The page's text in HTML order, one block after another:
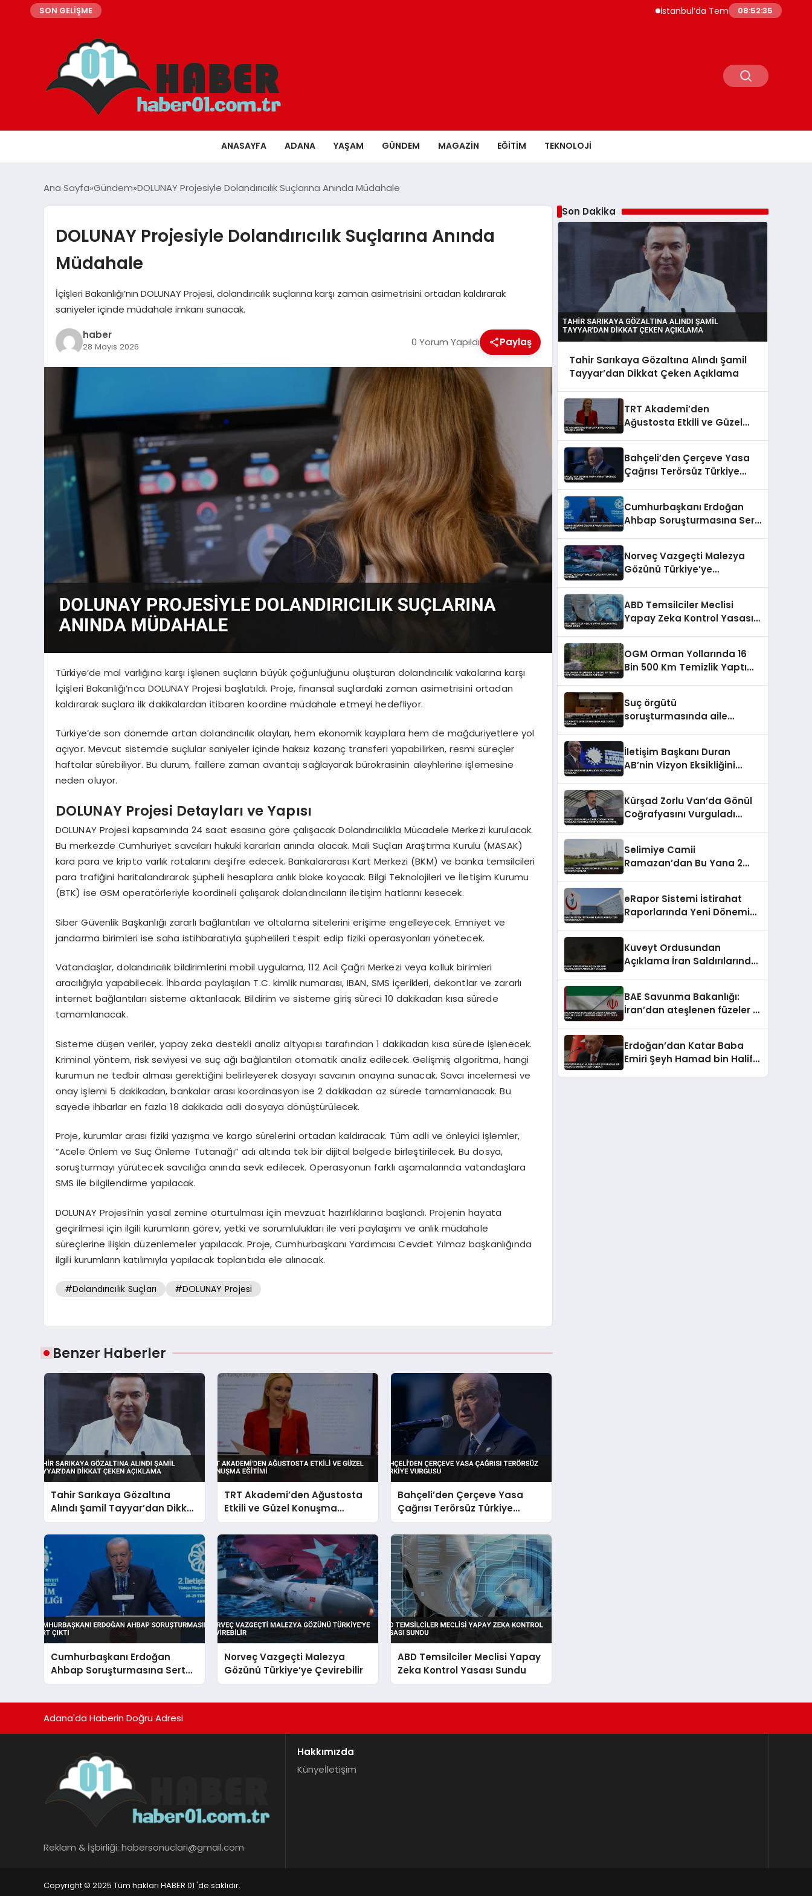
SON GELİŞME İstanbul’da Temmuz Ayı Fiyat Hareketliliği
08:52:36
ANASAYFA ADANA YAŞAM GÜNDEM MAGAZIN EĞITIM TEKNOLOJI
Ana Sayfa Gündem DOLUNAY Projesiyle Dolandırıcılık Suçlarına Anında Müdahale
DOLUNAY Projesiyle Dolandırıcılık Suçlarına Anında
Müdahale
İçişleri Bakanlığı’nın DOLUNAY Projesi, dolandırıcılık suçlarına karşı zaman asimetrisini ortadan kaldırarak
saniyeler içinde müdahale imkanı sunacak.
haber
28 Mayıs 2026 0 Yorum Yapıldı Paylaş
Türkiye’de mal varlığına karşı işlenen suçların büyük çoğunluğunu oluşturan dolandırıcılık vakalarına karşı
İçişleri Bakanlığı’nca DOLUNAY Projesi başlatıldı. Proje, finansal suçlardaki zaman asimetrisini ortadan
kaldırarak suçlara ilk dakikalardan itibaren koordine müdahale etmeyi hedefliyor.
Türkiye’de son dönemde artan dolandırıcılık olayları, hem ekonomik kayıplara hem de mağduriyetlere yol
açıyor. Mevcut sistemde suçlular saniyeler içinde haksız kazanç transferi yapabilirken, resmi süreçler
haftalar sürebiliyor. Bu durum, faillere zaman avantajı sağlayarak bürokrasinin aleyhlerine işlemesine
neden oluyor.
DOLUNAY Projesi Detayları ve Yapısı
DOLUNAY Projesi kapsamında 24 saat esasına göre çalışacak Dolandırıcılıkla Mücadele Merkezi kurulacak.
Bu merkezde Cumhuriyet savcıları hukuki kararları anında alacak. Mali Suçları Araştırma Kurulu (MASAK)
kara para ve kripto varlık rotalarını deşifre edecek. Bankalararası Kart Merkezi (BKM) ve banka temsilcileri
para trafiğini haritalandırarak şüpheli hesaplara anlık bloke koyacak. Bilgi Teknolojileri ve İletişim Kurumu
(BTK) ise GSM operatörleriyle koordineli çalışarak dolandırıcıların iletişim hatlarını kesecek.
Siber Güvenlik Başkanlığı zararlı bağlantıları ve oltalama sitelerini erişime engelleyecek. Emniyet ve
jandarma birimleri ise saha istihbaratıyla şüphelileri tespit edip fiziki operasyonları yönetecek.
Vatandaşlar, dolandırıcılık bildirimlerini mobil uygulama, 112 Acil Çağrı Merkezi veya kolluk birimleri
aracılığıyla yapabilecek. İhbarda paylaşılan T.C. kimlik numarası, IBAN, SMS içerikleri, dekontlar ve zararlı
internet bağlantıları sisteme aktarılacak. Bildirim ve sisteme giriş süreci 10 dakikadan kısa sürede
tamamlanacak.
Sisteme düşen veriler, yapay zeka destekli analiz altyapısı tarafından 1 dakikadan kısa sürede işlenecek.
Kriminal yöntem, risk seviyesi ve suç ağı bağlantıları otomatik analiz edilecek. Gelişmiş algoritma, hangi
kurumun ne tedbir alması gerektiğini belirleyerek dosyayı savcının onayına sunacak. Savcı incelemesi ve
onay işlemi 5 dakikadan, bankalar arası koordinasyon ise 2 dakikadan az sürede tamamlanacak. Bu
sayede ihbarlar en fazla 18 dakikada adli dosyaya dönüştürülecek.
Proje, kurumlar arası fiziki yazışma ve kargo sürelerini ortadan kaldıracak. Tüm adli ve önleyici işlemler,
“Acele Önlem ve Suç Önleme Tutanağı” adı altında tek bir dijital belgede birleştirilecek. Bu dosya,
soruşturmayı yürütecek savcılığa anında sevk edilecek. Operasyonun farklı aşamalarında vatandaşlara
SMS ile bilgilendirme yapılacak.
DOLUNAY Projesi’nin yasal zemine oturtulması için mevzuat hazırlıklarına başlandı. Projenin hayata
geçirilmesi için ilgili kurumların görev, yetki ve sorumlulukları ile veri paylaşımı ve anlık müdahale
süreçlerine ilişkin düzenlemeler yapılacak. Proje, Cumhurbaşkanı Yardımcısı Cevdet Yılmaz başkanlığında
ilgili kurumların katılımıyla yapılacak toplantıda ele alınacak.
#Dolandırıcılık Suçları #DOLUNAY Projesi
Benzer Haberler
Tahir Sarıkaya Gözaltına
Alındı Şamil Tayyar’dan Dikkat
Çeken Açıklama
TRT Akademi’den Ağustosta
Etkili ve Güzel Konuşma
Eğitimi
Bahçeli’den Çerçeve Yasa
Çağrısı Terörsüz Türkiye
Vurgusu
Cumhurbaşkanı Erdoğan
Ahbap Soruşturmasına Sert
Çıktı
Norveç Vazgeçti Malezya
Gözünü Türkiye’ye Çevirebilir
ABD Temsilciler Meclisi Yapay
Zeka Kontrol Yasası Sundu
Son Dakika
Tahir Sarıkaya Gözaltına Alındı Şamil
Tayyar’dan Dikkat Çeken Açıklama
TRT Akademi’den
Ağustosta Etkili ve Güzel
Bahçeli’den Çerçeve Yasa
Çağrısı Terörsüz Türkiye
Cumhurbaşkanı Erdoğan
Ahbap Soruşturmasına Sert
Norveç Vazgeçti Malezya
Gözünü Türkiye’ye
ABD Temsilciler Meclisi
Yapay Zeka Kontrol Yasası
OGM Orman Yollarında 16
Bin 500 Km Temizlik Yaptı
Suç örgütü
soruşturmasında aile
İletişim Başkanı Duran
AB’nin Vizyon Eksikliğini
Kürşad Zorlu Van’da Gönül
Coğrafyasını Vurguladı
Selimiye Camii
Ramazan’dan Bu Yana 2
eRapor Sistemi İstirahat
Raporlarında Yeni Dönemi
Kuveyt Ordusundan
Açıklama İran Saldırılarında
BAE Savunma Bakanlığı:
İran’dan ateşlenen füzeler 2
Erdoğan’dan Katar Baba
Emiri Şeyh Hamad bin Halife
Adana'da Haberin Doğru Adresi
Reklam & İşbirliği: habersonuclari@gmail.com
Hakkımızda
Künyeİletişim
Copyright © 2025 Tüm hakları HABER 01 'de saklıdır.